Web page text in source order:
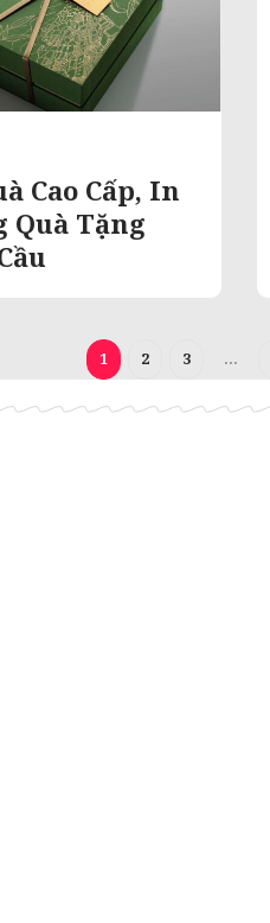
Cao Cấp, In
Quà Tặng
1 2 3 …